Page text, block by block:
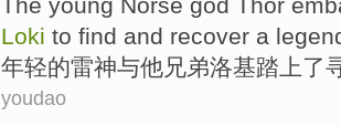
The young Norse god Thor
Loki to find and recover a
年轻的雷神与他兄弟洛基踏上了
youdao